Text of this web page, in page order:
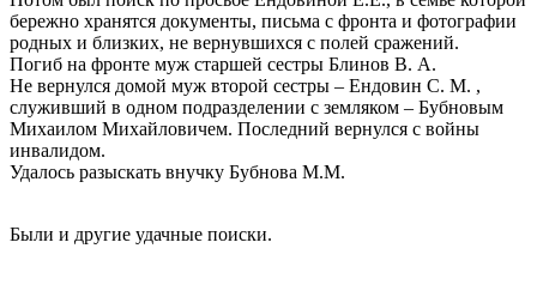
бережно хранятся документы, письма с фронта и фотографии
родных и близких, не вернувшихся с полей сражений.
Погиб на фронте муж старшей сестры Блинов В. А.
Не вернулся домой муж второй сестры – Ендовин С. М. ,
служивший в одном подразделении с земляком – Бубновым
Михаилом Михайловичем. Последний вернулся с войны
инвалидом.
Удалось разыскать внучку Бубнова М.М.
Были и другие удачные поиски.